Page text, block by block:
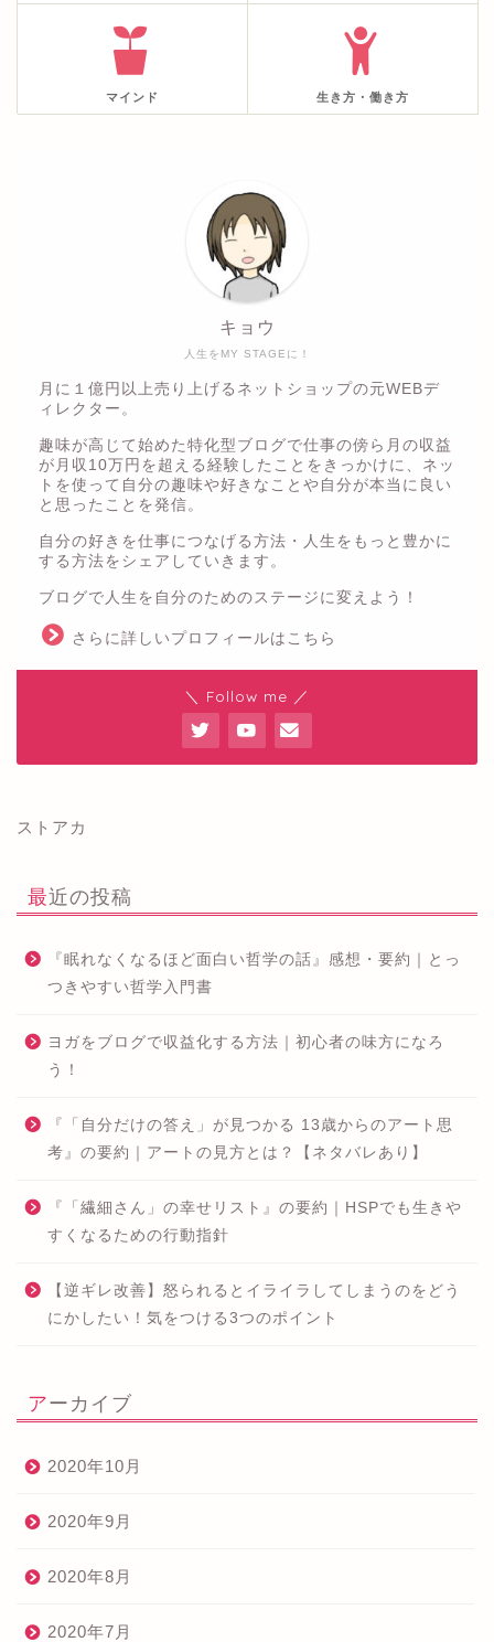
マインド 生き方・働き方
人生をMY STAGEに！
キョウ
月に１億円以上売り上げるネットショップの元WEBデ
ィレクター。
趣味が高じて始めた特化型ブログで仕事の傍ら月の収益
が月収10万円を超える経験したことをきっかけに、ネッ
トを使って自分の趣味や好きなことや自分が本当に良い
と思ったことを発信。
自分の好きを仕事につなげる方法・人生をもっと豊かに
する方法をシェアしていきます。
ブログで人生を自分のためのステージに変えよう！
さらに詳しいプロフィールはこちら
＼ Follow me ／
ストアカ
最近の投稿
『眠れなくなるほど面白い哲学の話』感想・要約｜とっ
つきやすい哲学入門書
ヨガをブログで収益化する方法｜初心者の味方になろ
う！
『「自分だけの答え」が見つかる 13歳からのアート思
考』の要約｜アートの見方とは？【ネタバレあり】
『「繊細さん」の幸せリスト』の要約｜HSPでも生きや
すくなるための行動指針
【逆ギレ改善】怒られるとイライラしてしまうのをどう
にかしたい！気をつける3つのポイント
アーカイブ
2020年10月
2020年9月
2020年8月
2020年7月